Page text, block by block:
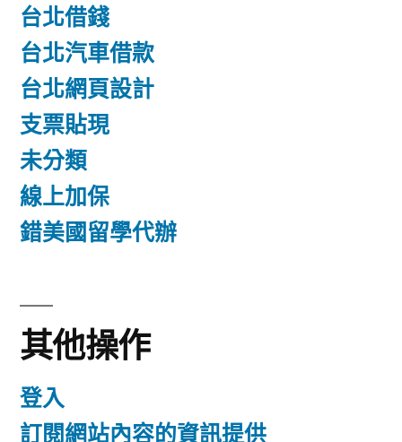
台北借錢
台北汽車借款
台北網頁設計
支票貼現
未分類
線上加保
錯美國留學代辦
其他操作
登入
訂閱網站內容的資訊提供